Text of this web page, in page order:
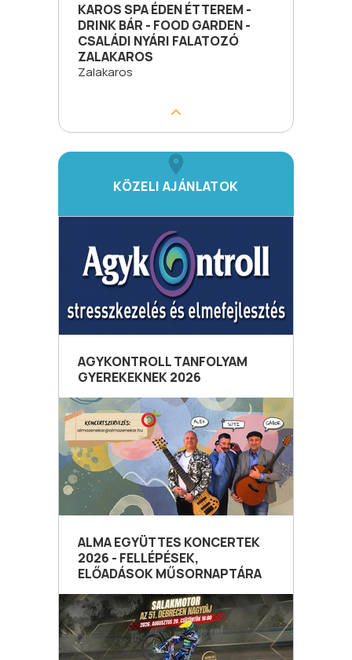
KAROS SPA ÉDEN ÉTTEREM -
DRINK BÁR - FOOD GARDEN -
CSALÁDI NYÁRI FALATOZÓ
ZALAKAROS
Zalakaros
KÖZELI AJÁNLATOK
AGYKONTROLL TANFOLYAM
GYEREKEKNEK 2026
ALMA EGYÜTTES KONCERTEK
2026 - FELLÉPÉSEK,
ELŐADÁSOK MŰSORNAPTÁRA